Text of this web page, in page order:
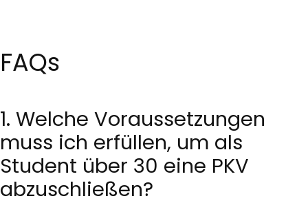
FAQs
1. Welche Voraussetzungen
muss ich erfüllen, um als
Student über 30 eine PKV
abzuschließen?